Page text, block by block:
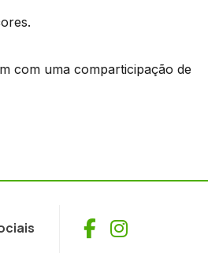
com uma comparticipação de
Facebook
Instagram